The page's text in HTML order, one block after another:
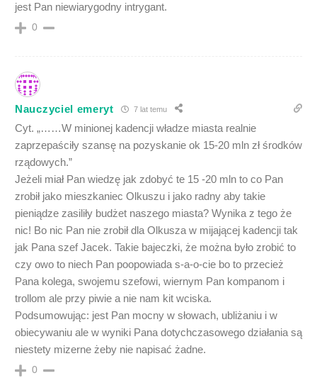
jest Pan niewiarygodny intrygant.
0
Nauczyciel emeryt 7 lat temu
Cyt. „……W minionej kadencji władze miasta realnie
zaprzepaściły szansę na pozyskanie ok 15-20 mln zł środków
rządowych.”
Jeżeli miał Pan wiedzę jak zdobyć te 15 -20 mln to co Pan
zrobił jako mieszkaniec Olkuszu i jako radny aby takie
pieniądze zasiliły budżet naszego miasta? Wynika z tego że
nic! Bo nic Pan nie zrobił dla Olkusza w mijającej kadencji tak
jak Pana szef Jacek. Takie bajeczki, że można było zrobić to
czy owo to niech Pan poopowiada s-a-o-cie bo to przecież
Pana kolega, swojemu szefowi, wiernym Pan kompanom i
trollom ale przy piwie a nie nam kit wciska.
Podsumowując: jest Pan mocny w słowach, ubliżaniu i w
obiecywaniu ale w wyniki Pana dotychczasowego działania są
niestety mizerne żeby nie napisać żadne.
0